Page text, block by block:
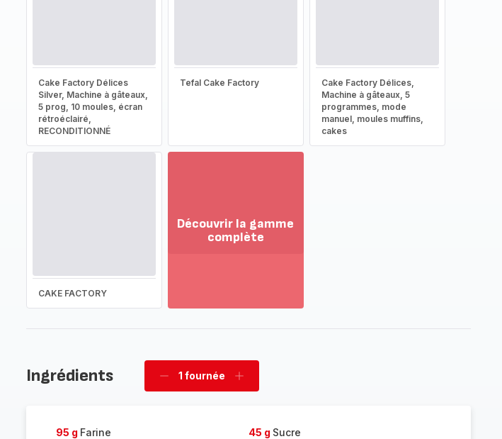
Cake Factory Délices
Silver, Machine à gâteaux,
5 prog, 10 moules, écran
rétroéclairé,
RECONDITIONNÉ
Tefal Cake Factory
Cake Factory Délices,
Machine à gâteaux, 5
programmes, mode
manuel, moules muffins,
cakes
CAKE FACTORY
Découvrir la gamme
complète
la
Ingrédients
Supprimer
1 fournée
Ajouter
95 g Farine 45 g Sucre